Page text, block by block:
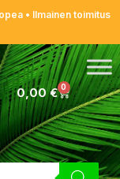
• Ilmainen toimitus
0,00€ 0